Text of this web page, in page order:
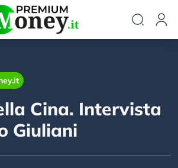
Cina. Intervista
Giuliani